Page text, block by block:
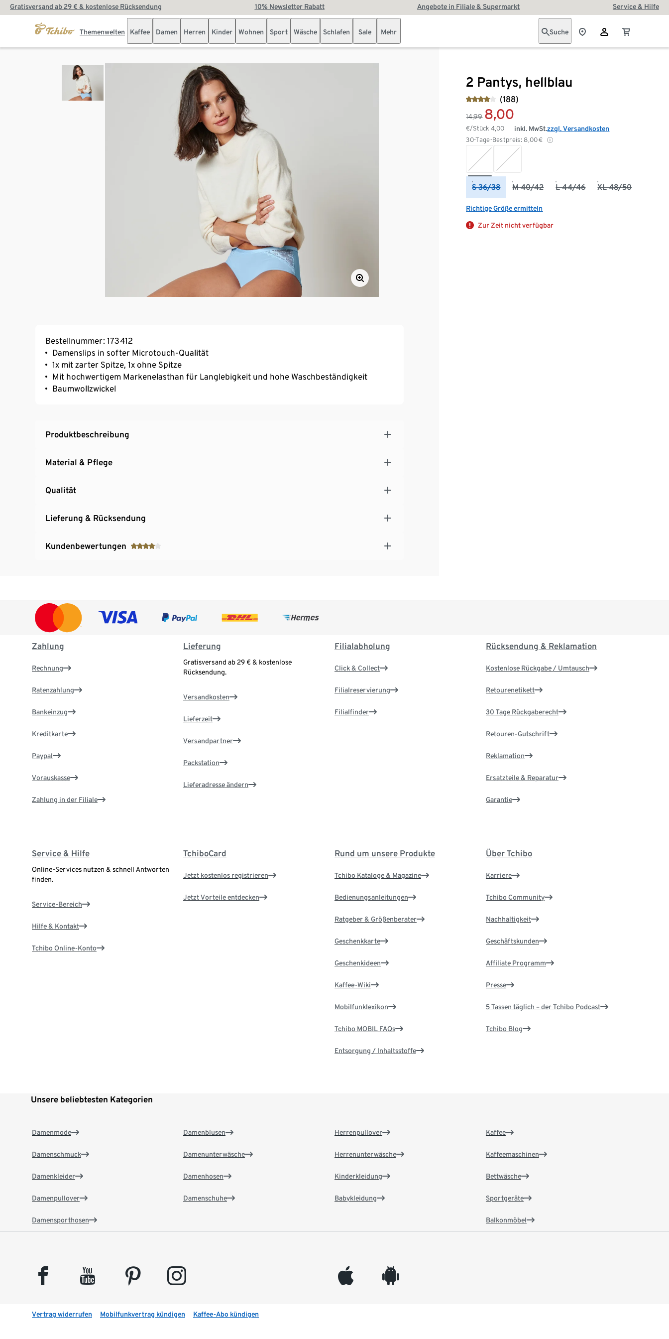
Gratisversand ab 29 € & kostenlose Rücksendung 10% Newsletter Rabatt Angebote in Filiale & Supermarkt Service & Hilfe
Themenwelten Kaffee Damen Herren Kinder Wohnen Sport Wäsche Schlafen Sale Mehr Suche
2 Pantys, hellblau
(188)
14,99 8,00
€/Stück4,00
30-Tage-Bestpreis: 8,00€
inkl. MwSt.zzgl. Versandkosten
S 36/38 M 40/42 L 44/46 XL 48/50
Richtige Größe ermitteln
Zur Zeit nicht verfügbar
Bestellnummer: 173412
Damenslips in softer Microtouch-Qualität
1x mit zarter Spitze, 1x ohne Spitze
Mit hochwertigem Markenelasthan für Langlebigkeit und hohe Waschbeständigkeit
Baumwollzwickel
Produktbeschreibung
Material & Pflege
Qualität
Lieferung & Rücksendung
Kundenbewertungen
Zahlung
Rechnung
Ratenzahlung
Bankeinzug
Kreditkarte
Paypal
Vorauskasse
Zahlung in der Filiale
Lieferung
Gratisversand ab 29 € & kostenlose
Rücksendung.
Versandkosten
Lieferzeit
Versandpartner
Packstation
Lieferadresse ändern
Filialabholung
Click & Collect
Filialreservierung
Filialfinder
Rücksendung & Reklamation
Kostenlose Rückgabe / Umtausch
Retourenetikett
30 Tage Rückgaberecht
Retouren-Gutschrift
Reklamation
Ersatzteile & Reparatur
Garantie
Service & Hilfe
Online-Services nutzen & schnell Antworten
finden.
Service-Bereich
Hilfe & Kontakt
Tchibo Online-Konto
TchiboCard
Jetzt kostenlos registrieren
Jetzt Vorteile entdecken
Rund um unsere Produkte
Tchibo Kataloge & Magazine
Bedienungsanleitungen
Ratgeber & Größenberater
Geschenkkarte
Geschenkideen
Kaffee-Wiki
Mobilfunklexikon
Tchibo MOBIL FAQs
Entsorgung / Inhaltsstoffe
Über Tchibo
Karriere
Tchibo Community
Nachhaltigkeit
Geschäftskunden
Affiliate Programm
Presse
5 Tassen täglich – der Tchibo Podcast
Tchibo Blog
Unsere beliebtesten Kategorien
Damenmode
Damenschmuck
Damenkleider
Damenpullover
Damensporthosen
Damenblusen
Damenunterwäsche
Damenhosen
Damenschuhe
Herrenpullover
Herrenunterwäsche
Kinderkleidung
Babykleidung
Kaffee
Kaffeemaschinen
Bettwäsche
Sportgeräte
Balkonmöbel
facebook youtube pinterest instagram appleinc android
Vertrag widerrufen Mobilfunkvertrag kündigen Kaffee-Abo kündigen